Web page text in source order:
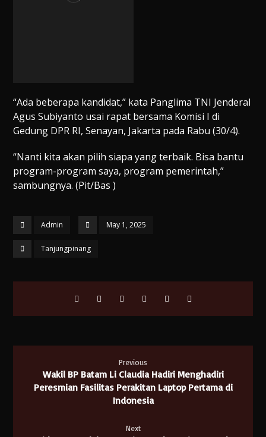
“Ada beberapa kandidat,” kata Panglima TNI Jenderal
Agus Subiyanto usai rapat bersama Komisi I di
Gedung DPR RI, Senayan, Jakarta pada Rabu (30/4).
“Nanti kita akan pilih siapa yang terbaik. Bisa bantu
program-program saya, program pemerintah,”
sambungnya. (Pit/Bas )
Admin May 1, 2025
Tanjungpinang
Previous
Wakil BP Batam Li Claudia Hadiri Menghadiri
Peresmian Fasilitas Perakitan Laptop Pertama di
Indonesia
Next